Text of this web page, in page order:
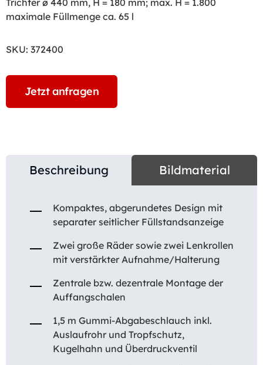
Trichter ø 440 mm, H = 180 mm; max. H = 1.800
maximale Füllmenge ca. 65 l
SKU: 372400
Jetzt anfragen
Beschreibung Bildmaterial
Kompaktes, abgerundetes Design mit
separater seitlicher Füllstandsanzeige
Zwei große Räder sowie zwei Lenkrollen
mit verstärkter Aufnahme/Halterung
Zentrale bzw. dezentrale Montage der
Auffangschalen
1,5 m Gummi-Abgabeschlauch inkl.
Auslaufrohr und Tropfschutz,
Kugelhahn und Überdruckventil